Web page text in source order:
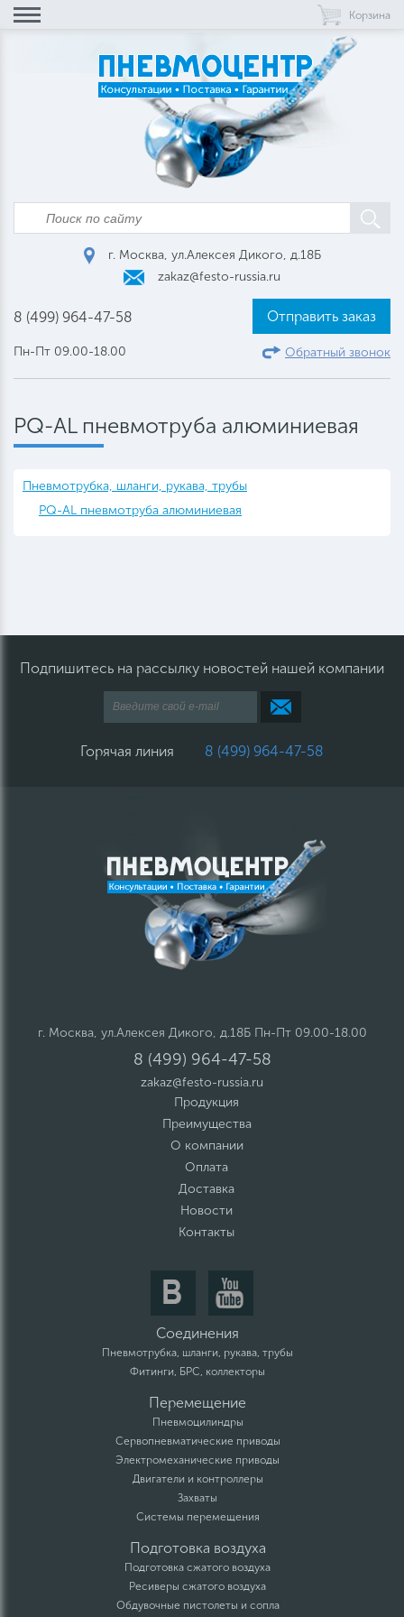
Корзина
г. Москва, ул.Алексея Дикого, д.18Б
zakaz@festo-russia.ru
8 (499) 964-47-58
Пн-Пт 09.00-18.00
Отправить заказ
Обратный звонок
PQ-AL пневмотруба алюминиевая
Пневмотрубка, шланги, рукава, трубы
PQ-AL пневмотруба алюминиевая
Подпишитесь на рассылку новостей нашей компании
Горячая линия 8 (499) 964-47-58
г. Москва, ул.Алексея Дикого, д.18Б Пн-Пт 09.00-18.00
8 (499) 964-47-58
zakaz@festo-russia.ru
Продукция
Преимущества
О компании
Оплата
Доставка
Новости
Контакты
Соединения
Пневмотрубка, шланги, рукава, трубы
Фитинги, БРС, коллекторы
Перемещение
Пневмоцилиндры
Сервопневматические приводы
Электромеханические приводы
Двигатели и контроллеры
Захваты
Системы перемещения
Подготовка воздуха
Подготовка сжатого воздуха
Ресиверы сжатого воздуха
Обдувочные пистолеты и сопла